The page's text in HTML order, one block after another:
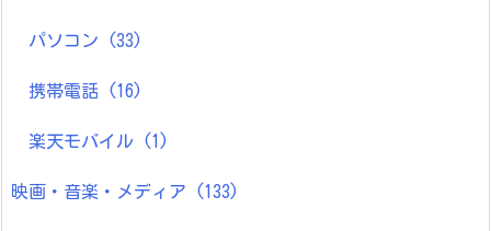
パソコン (33)
携帯電話 (16)
楽天モバイル (1)
映画・音楽・メディア (133)